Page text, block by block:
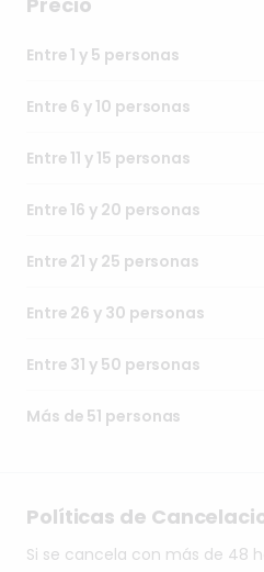
Entre 1 y 5 personas
Entre 6 y 10 personas
Entre 11 y 15 personas
Entre 16 y 20 personas
Entre 21 y 25 personas
Entre 26 y 30 personas
Entre 31 y 50 personas
Más de 51 personas
Políticas de
Si se cancela con más de 48